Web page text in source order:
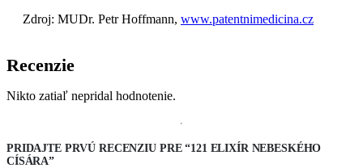
Zdroj: MUDr. Petr Hoffmann, www.patentnimedicina.cz
Recenzie
Nikto zatiaľ nepridal hodnotenie.
PRIDAJTE PRVÚ RECENZIU PRE “121 ELIXÍR NEBESKÉHO
CÍSÁRA”